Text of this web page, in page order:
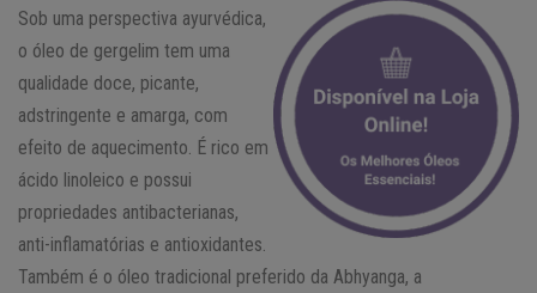
Sob uma perspectiva ayurvédica,
o óleo de gergelim tem uma
qualidade doce, picante,
adstringente e amarga, com
efeito de aquecimento. É rico em
ácido linoleico e possui
propriedades antibacterianas,
anti-inflamatórias e antioxidantes.
Também é o óleo tradicional preferido da Abhyanga, a